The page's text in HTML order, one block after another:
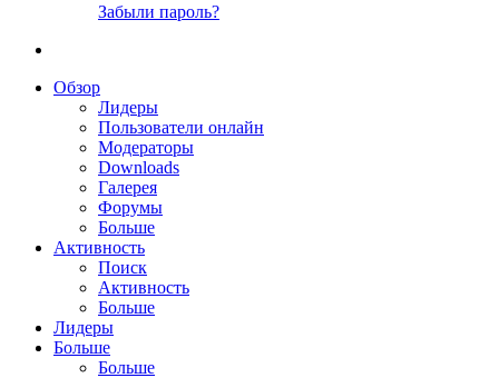
Забыли пароль?
Обзор
Лидеры
Пользователи онлайн
Модераторы
Downloads
Галерея
Форумы
Больше
Активность
Поиск
Активность
Больше
Лидеры
Больше
Больше